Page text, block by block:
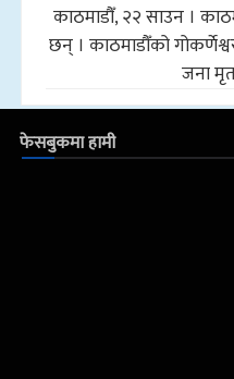
काठमाडौँ, २२ साउन ।
छन् । काठमाडौँको
जना
फेसबुकमा हामी